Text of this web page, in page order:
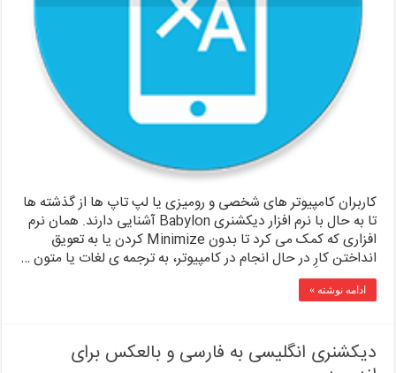
کاربران کامپیوتر های شخصی و رومیزی یا لپ تاپ ها از گذشته ها
تا به حال با نرم افزار دیکشنری Babylon آشنایی دارند. همان نرم
افزاری که کمک می کرد تا بدون Minimize کردن یا به تعویق
انداختن کارِ در حال انجام در کامپیوتر، به ترجمه ی لغات یا متون …
ادامه نوشته »
دیکشنری انگلیسی به فارسی و بالعکس برای